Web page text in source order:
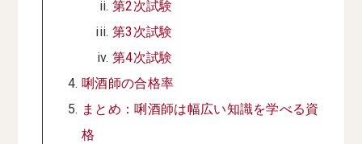
第2次試験
第3次試験
第4次試験
唎酒師の合格率
まとめ：唎酒師は幅広い知識を学べる資
格